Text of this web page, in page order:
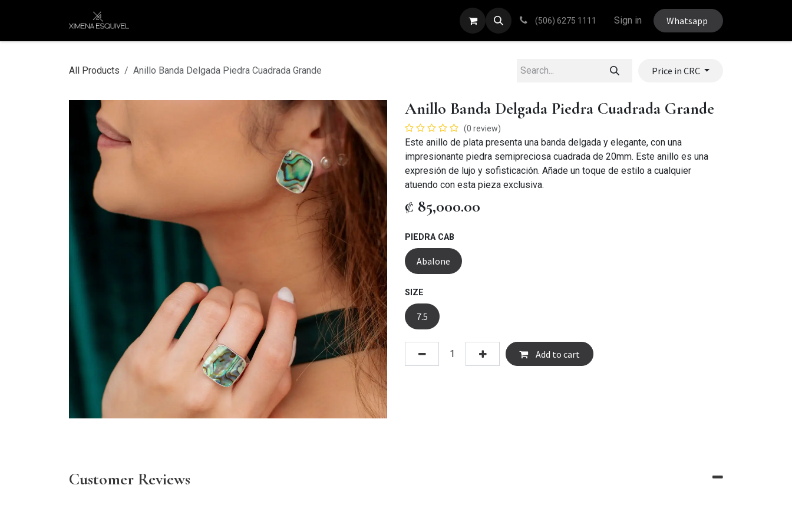
PULSERAS (506) 6275 1111 Sign in Whatsapp
All Products Anillo Banda Delgada Piedra Cuadrada Grande Price in CRC
Anillo Banda Delgada Piedra Cuadrada Grande
(0 review)
Este anillo de plata presenta una banda delgada y elegante, con una
impresionante piedra semipreciosa cuadrada de 20mm. Este anillo es una
expresión de lujo y sofisticación. Añade un toque de estilo a cualquier
atuendo con esta pieza exclusiva.
₡ 85,000.00
PIEDRA CAB
Abalone
SIZE
7.5
Add to cart
Customer Reviews